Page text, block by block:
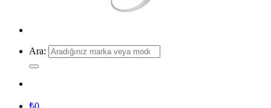
Ara:
₺0